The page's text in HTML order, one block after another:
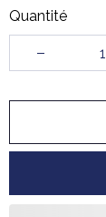
Quantité